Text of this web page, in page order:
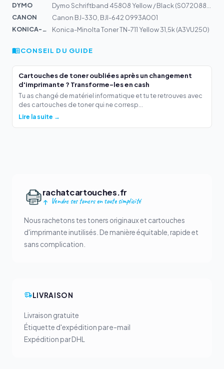
DYMO
CANON
Canon BJ-330, BJI-642 0993A001
KONICA-MIN...
Konica-Minolta Toner TN-711 Yellow 31,5k (A3VU250)
CONSEIL DU GUIDE
Cartouches de toner oubliées après un changement
d'imprimante ? Transforme-les en cash
Tu as changé de matériel informatique et tu te retrouves avec
des cartouches de toner qui ne corresp...
Lire la suite →
rachatcartouches.fr
Vendre ses toners en toute simplicité
Nous rachetons tes toners originaux et cartouches
d'imprimante inutilisés. De manière équitable, rapide et
sans complication.
LIVRAISON
Livraison gratuite
Étiquette d'expédition par e-mail
Expédition par DHL